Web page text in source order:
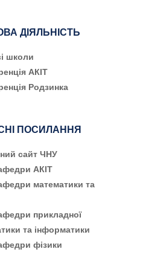
ДІЯЛЬНІСТЬ
школи
АКІТ
Родзинка
ПОСИЛАННЯ
сайт ЧНУ
АКІТ
математики та
прикладної
та інформатики
фізики